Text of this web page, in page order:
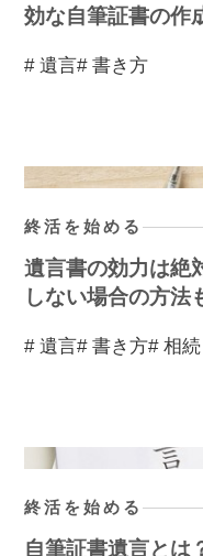
効な自筆証書の作
# 遺言# 書き方
終活を始める
遺言書の効力は絶
しない場合の方法
# 遺言# 書き方# 相続
終活を始める
自筆証書遺言とは